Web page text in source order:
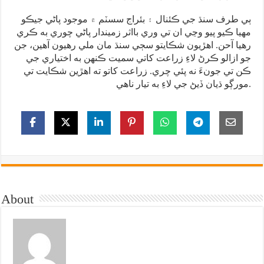
ٻي طرف سنڌ جي ڪئنال ۽ بئراج سسٽم ۾ موجود پاڻي جيڪو
مهيا ڪيو پيو وڃي ان تي وري بااثر زميندار پاڻي چوري به ڪري
رهيا آحن. اهڙيون شڪايتو سڄي سنڌ مان ملي رهيون آهين، جن
جو ازالو ڪرڻ لاءِ زراعت کاتي سميت ڪنهن به اختياري جي
ڪن تي جونءَ نه پئي چري. زراعت کاتو ته اهڙين شڪايت تي
مورڳو ڌيان ڏيڻ جي لاءِ به تيار ناهي.
About